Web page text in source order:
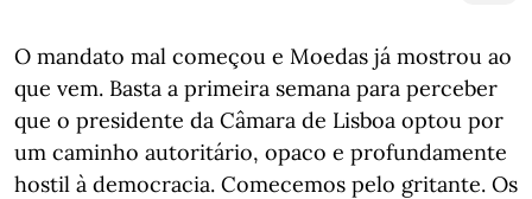
O mandato mal começou e Moedas já mostrou ao
que vem. Basta a primeira semana para perceber
que o presidente da Câmara de Lisboa optou por
um caminho autoritário, opaco e profundamente
hostil à democracia. Comecemos pelo gritante. Os